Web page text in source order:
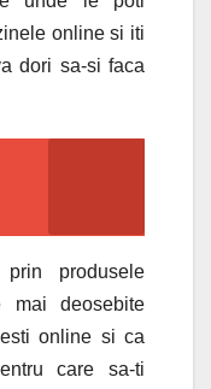
online si iti
dori sa-si faca
produsele
mai deosebite
online si ca
care sa-ti